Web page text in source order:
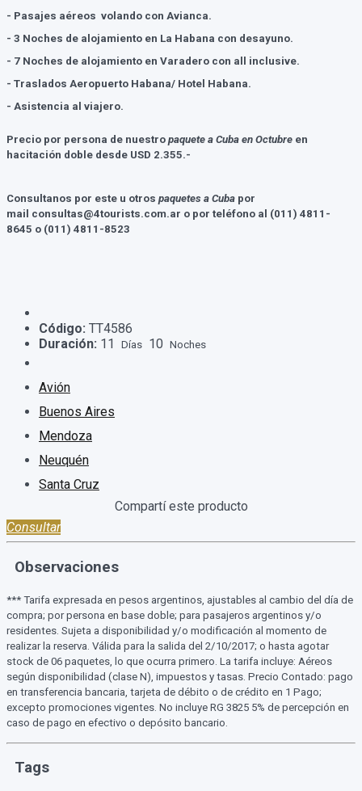
- Pasajes aéreos volando con Avianca.
- 3 Noches de alojamiento en La Habana con desayuno.
- 7 Noches de alojamiento en Varadero con all inclusive.
- Traslados Aeropuerto Habana/ Hotel Habana.
- Asistencia al viajero.
Precio por persona de nuestro paquete a Cuba en Octubre en
hacitación doble desde USD 2.355.-
Consultanos por este u otros paquetes a Cuba por
mail consultas@4tourists.com.ar o por teléfono al (011) 4811-
8645 o (011) 4811-8523
Código: TT4586
Duración: 11 Días 10 Noches
Avión
Buenos Aires
Mendoza
Neuquén
Santa Cruz
Consultar
Observaciones
*** Tarifa expresada en pesos argentinos, ajustables al cambio del día de
compra; por persona en base doble; para pasajeros argentinos y/o
residentes. Sujeta a disponibilidad y/o modificación al momento de
realizar la reserva. Válida para la salida del 2/10/2017; o hasta agotar
stock de 06 paquetes, lo que ocurra primero. La tarifa incluye: Aéreos
según disponibilidad (clase N), impuestos y tasas. Precio Contado: pago
en transferencia bancaria, tarjeta de débito o de crédito en 1 Pago;
excepto promociones vigentes. No incluye RG 3825 5% de percepción en
caso de pago en efectivo o depósito bancario.
Tags